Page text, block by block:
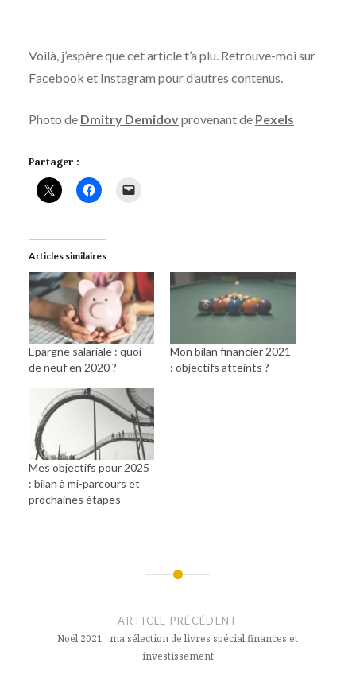
Voilà, j’espère que cet article t’a plu. Retrouve-moi sur
Facebook et Instagram pour d’autres contenus.
Photo de Dmitry Demidovprovenant de Pexels
Partager :
Articles similaires
Epargne salariale : quoi
de neuf en 2020 ?
Mon bilan financier 2021
: objectifs atteints ?
Mes objectifs pour 2025
: bilan à mi-parcours et
prochaines étapes
l’article
ARTICLE PRÉCÉDENT
Noël 2021 : ma sélection de livres spécial finances et
investissement